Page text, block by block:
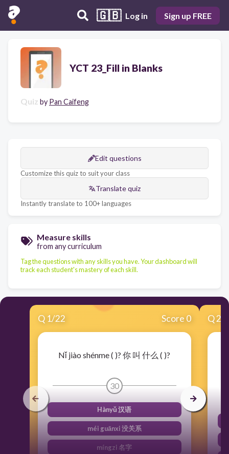
🇬🇧 Log in Sign up FREE
YCT 23_Fill in Blanks
Quiz by Pan Caifeng
Edit questions
Customize this quiz to suit your class
Translate quiz
Instantly translate to 100+ languages
Measure skills
from any curriculum
Tag the questions with any skills you have. Your dashboard will
track each student's mastery of each skill.
Q 1/22 Score 0
Nǐ jiào shénme ( )? 你 叫 什么 ( )?
30
Hànyǔ 汉语
méi guānxi 没关系
míngzi 名字
Q2